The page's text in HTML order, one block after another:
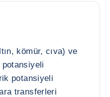
kömür, cıva) ve
potansiyeli
transferleri